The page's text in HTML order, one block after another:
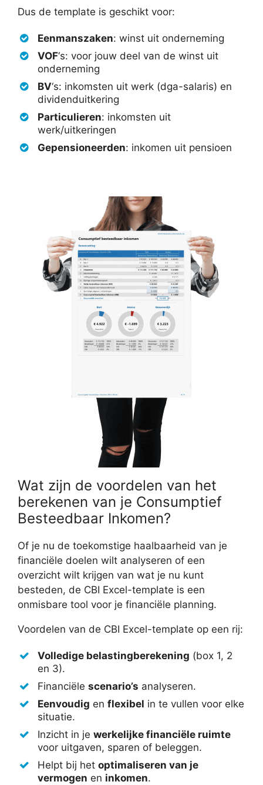
Dus de template is geschikt voor:
Eenmanszaken: winst uit onderneming
VOF‘s: voor jouw deel van de winst uit
onderneming
BV‘s: inkomsten uit werk (dga-salaris) en
dividenduitkering
Particulieren: inkomsten uit
werk/uitkeringen
Gepensioneerden: inkomen uit pensioen
Wat zijn de voordelen van het
berekenen van je Consumptief
Besteedbaar Inkomen?
Of je nu de toekomstige haalbaarheid van je
financiële doelen wilt analyseren of een
overzicht wilt krijgen van wat je nu kunt
besteden, de CBI Excel-template is een
onmisbare tool voor je financiële planning.
Voordelen van de CBI Excel-template op een rij:
Volledige belastingberekening (box 1, 2
en 3).
Financiële scenario’s analyseren.
Eenvoudig en flexibel in te vullen voor elke
situatie.
Inzicht in je werkelijke financiële ruimte
voor uitgaven, sparen of beleggen.
Helpt bij het optimaliseren van je
vermogen en inkomen.